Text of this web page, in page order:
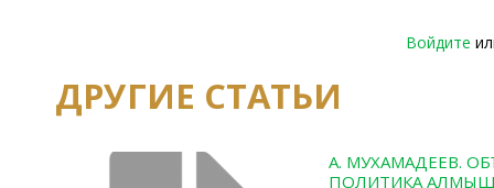
Войдите
ДРУГИЕ СТАТЬИ
А. МУХАМАДЕЕВ.
ПОЛИТИКА